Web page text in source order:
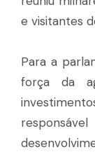
e visitantes
Para a
força da